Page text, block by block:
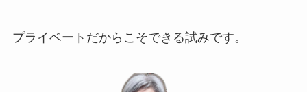
プライベートだからこそできる試みです。